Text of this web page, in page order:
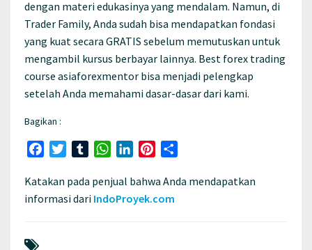
dengan materi edukasinya yang mendalam. Namun, di
Trader Family, Anda sudah bisa mendapatkan fondasi
yang kuat secara GRATIS sebelum memutuskan untuk
mengambil kursus berbayar lainnya. Best forex trading
course asiaforexmentor bisa menjadi pelengkap
setelah Anda memahami dasar-dasar dari kami.
Bagikan :
FacebookTwitterTumblrWhatsAppLinkedInPinterest
Katakan pada penjual bahwa Anda mendapatkan
informasi dari IndoProyek.com